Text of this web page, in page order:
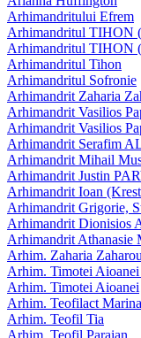
Arhimandritului Efrem
Arhimandritul TIHON
Arhimandritul TIHON
Arhimandritul Tihon
Arhimandritul Sofronie
Arhimandrit Zaharia
Arhimandrit Vasilios
Arhimandrit Vasilios
Arhimandrit Serafim
Arhimandrit Mihail
Arhimandrit Justin
Arhimandrit Ioan
Arhimandrit Grigorie,
Arhimandrit Dionisios
Arhimandrit Athanasie
Arhim. Zaharia Zaharou
Arhim. Timotei
Arhim. Timotei Aioanei
Arhim. Teofilact
Arhim. Teofil Tia
Arhim. Teofil Paraian